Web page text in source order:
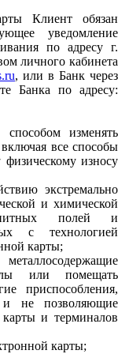
Клиент обязан
уведомление
по адресу г.
личного кабинета
, или в Банк через
Банка по адресу:
изменять
все способы
износу
экстремально
и химической
полей и
с технологией
карты;
или помещать
приспособления,
и не позволяющие
карты и терминалов
карты;